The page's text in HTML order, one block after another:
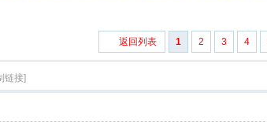
1 2 3 4
返回列表
链接]